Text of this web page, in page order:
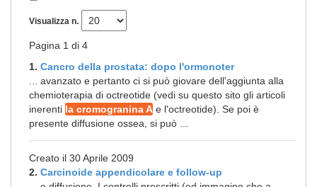
Visualizza n.
Pagina 1 di 4
1. Cancro della prostata: dopo l'ormonoter
... avanzato e pertanto ci si può giovare dell'aggiunta alla
chemioterapia di octreotide (vedi su questo sito gli articoli
inerenti la cromogranina A e l'octreotide). Se poi è
presente diffusione ossea, si può ...
Creato il 30 Aprile 2009
2. Carcinoide appendicolare e follow-up